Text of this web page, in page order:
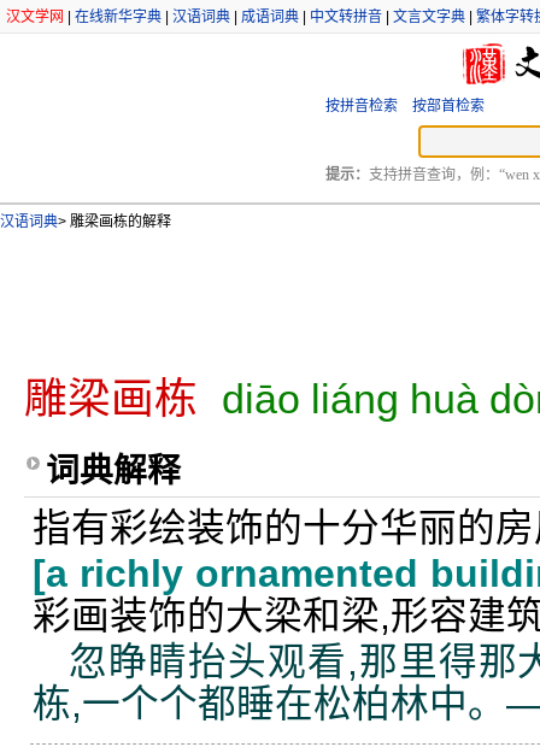
汉文学网 在线新华字典 汉语词典 成语词典 中文转拼音 文言文字典 繁体字转
按拼音检索 按部首检索
提示： 支持拼音查询，例：“wen
汉语词典> 雕梁画栋的解释
雕梁画栋 diāo liáng huà
词典解释
指有彩绘装饰的十分华丽的
[a richly ornamented
彩画装饰的大梁和梁,形容建
忽睁睛抬头观看,那里得那
栋,一个个都睡在松柏林中